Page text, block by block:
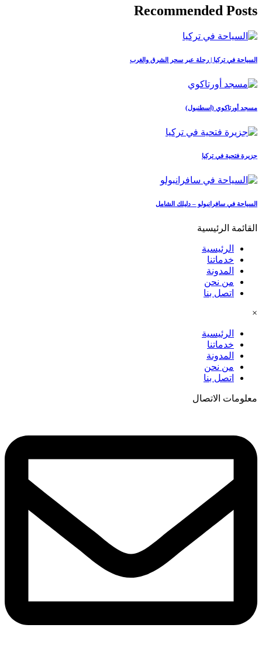
Recommended Posts
السياحة في تركيا | رحلة عبر سحر الشرق والغرب
مسجد أورتاكوي (اسطنبول)
جزيرة فتحية في تركيا
السياحة في سافرانبولو – دليلك الشامل
القائمة الرئيسية
الرئيسية
خدماتنا
المدونة
من نحن
اتصل بنا
×
الرئيسية
خدماتنا
المدونة
من نحن
اتصل بنا
معلومات الاتصال